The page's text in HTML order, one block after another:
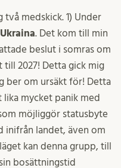
två medskick. 1) Under
Ukraina. Det kom till min
beslut i somras om
2027! Detta gick mig
ber om ursäkt för! Detta
mycket panik med
möjliggör statusbyte
inifrån landet, även om
kan denna grupp, till
bosättningstid